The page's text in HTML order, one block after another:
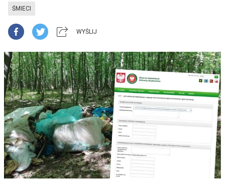
ŚMIECI
WYŚLIJ